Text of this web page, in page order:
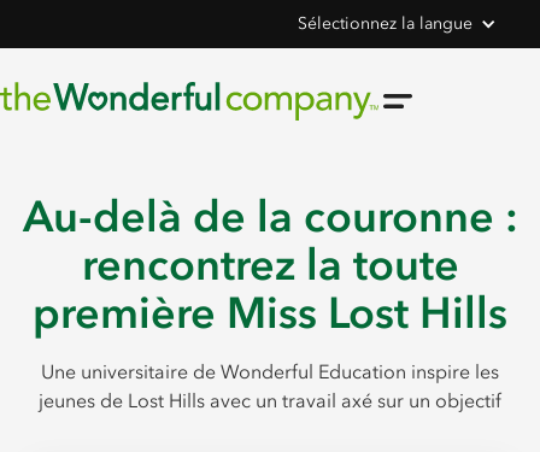
Sélectionnez la langue
Au-delà de la couronne :
rencontrez la toute
première Miss Lost Hills
Une universitaire de Wonderful Education inspire les
jeunes de Lost Hills avec un travail axé sur un objectif